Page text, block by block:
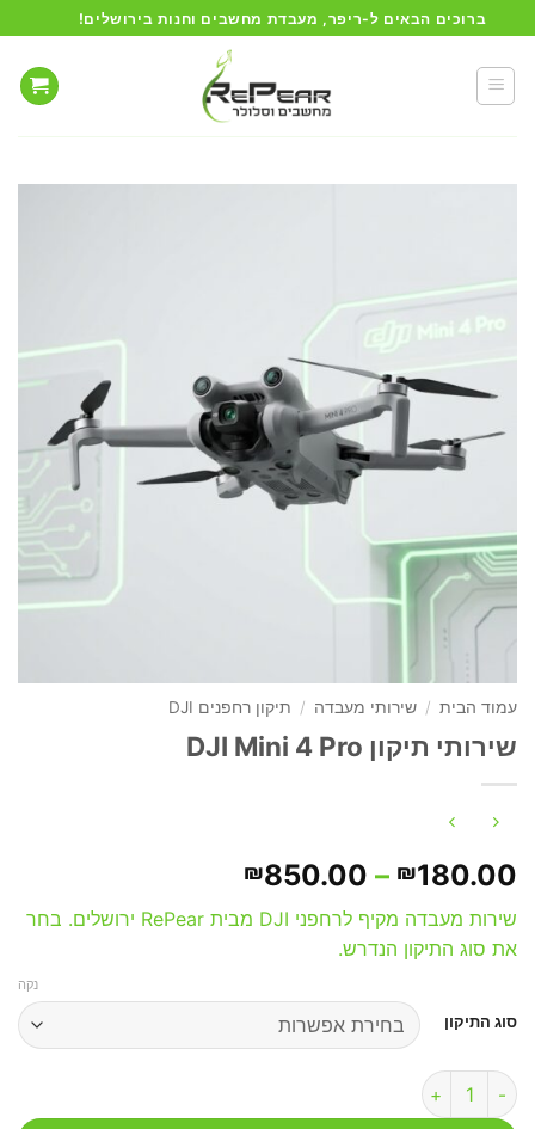
to
content
ברוכים הבאים ל-ריפר, מעבדת מחשבים וחנות בירושלים!
עמוד הבית / שירותי מעבדה / תיקון רחפנים DJI
שירותי תיקון DJI Mini 4 Pro
₪180.00
–
₪850.00
מחירים: שירות מעבדה מקיף לרחפני DJI מבית RePear ירושלים. בחר
את סוג התיקון הנדרש.
סוג התיקון
נקה
כמות של שירותי תיקון DJI Mini 4 Pro